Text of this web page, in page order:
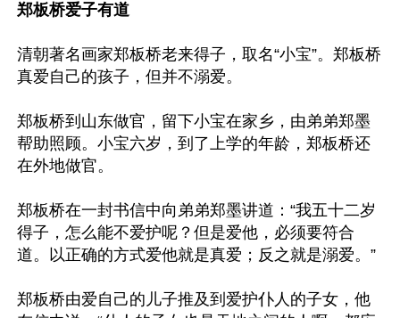
郑板桥爱子有道
清朝著名画家郑板桥老来得子，取名“小宝”。郑板桥
真爱自己的孩子，但并不溺爱。
郑板桥到山东做官，留下小宝在家乡，由弟弟郑墨
帮助照顾。小宝六岁，到了上学的年龄，郑板桥还
在外地做官。
郑板桥在一封书信中向弟弟郑墨讲道：“我五十二岁
得子，怎么能不爱护呢？但是爱他，必须要符合
道。以正确的方式爱他就是真爱；反之就是溺爱。”
郑板桥由爱自己的儿子推及到爱护仆人的子女，他